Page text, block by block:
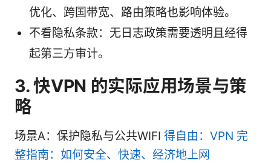
优化、跨国带宽、路由策略也影响体验。
不看隐私条款：无日志政策需要透明且经得
起第三方审计。
3. 快VPN 的实际应用场景与策
略
场景A：保护隐私与公共WIFI 得自由：VPN 完
整指南：如何安全、快速、经济地上网